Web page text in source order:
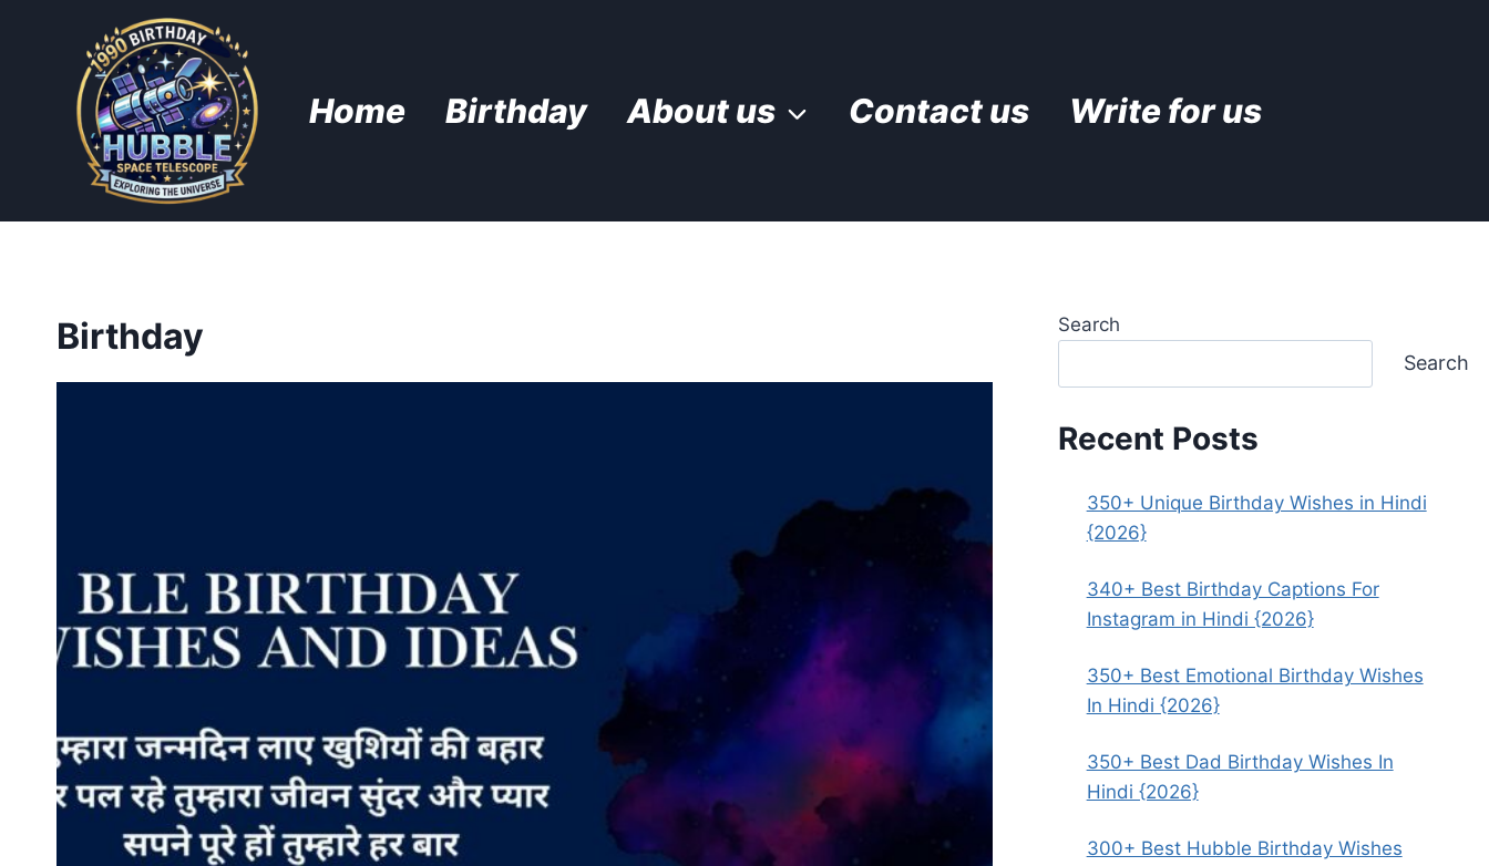
Home Birthday About us Contact us Write for us
Birthday Search
Search
Recent Posts
350+ Unique Birthday Wishes in Hindi
{2026}
340+ Best Birthday Captions For
Instagram in Hindi {2026}
350+ Best Emotional Birthday Wishes
In Hindi {2026}
350+ Best Dad Birthday Wishes In
Hindi {2026}
300+ Best Hubble Birthday Wishes